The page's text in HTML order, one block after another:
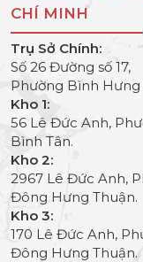
CHÍ MINH
Trụ Sở Chính:
Số 26 Đường số 17,
Phường Bình Hưng
Kho 1:
56 Lê Đức Anh,
Bình Tân.
Kho 2:
2967 Lê Đức Anh,
Đông Hưng Thuận.
Kho 3:
170 Lê Đức Anh,
Đông Hưng Thuận.